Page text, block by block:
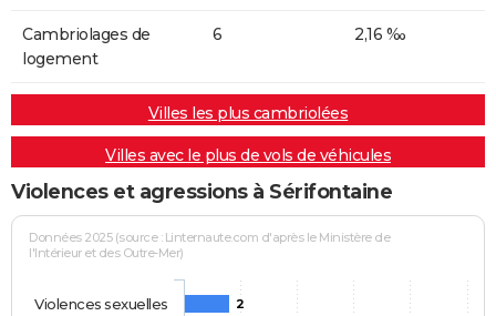
Cambriolages de
logement
6 2,16 ‰
Villes les plus cambriolées
Villes avec le plus de vols de véhicules
Violences et agressions à Sérifontaine
Données 2025 (source : Linternaute.com d'après le Ministère de
l'Intérieur et des Outre-Mer)
2
Violences sexuelles